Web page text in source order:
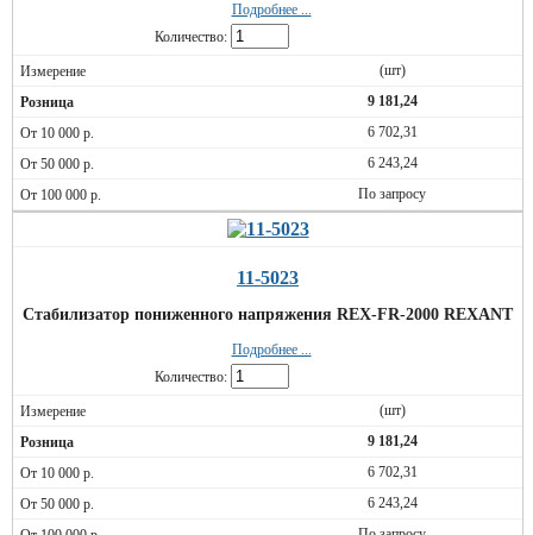
Подробнее ...
Количество:
(шт)
9 181,24
6 702,31
6 243,24
По запросу
11-5023
Стабилизатор пониженного напряжения REX-FR-2000 REXANT
Подробнее ...
Количество:
(шт)
9 181,24
6 702,31
6 243,24